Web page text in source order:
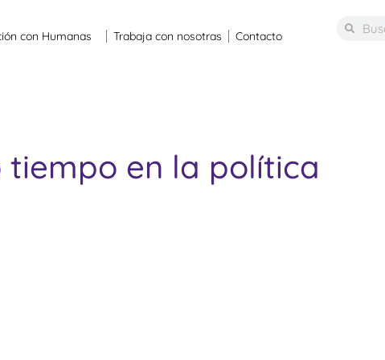
con Humanas Trabaja con nosotras Contacto
tiempo en la política